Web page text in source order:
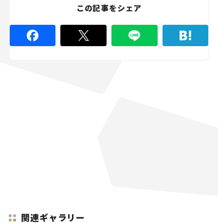
%
この記事をシェア
関連ギャラリー